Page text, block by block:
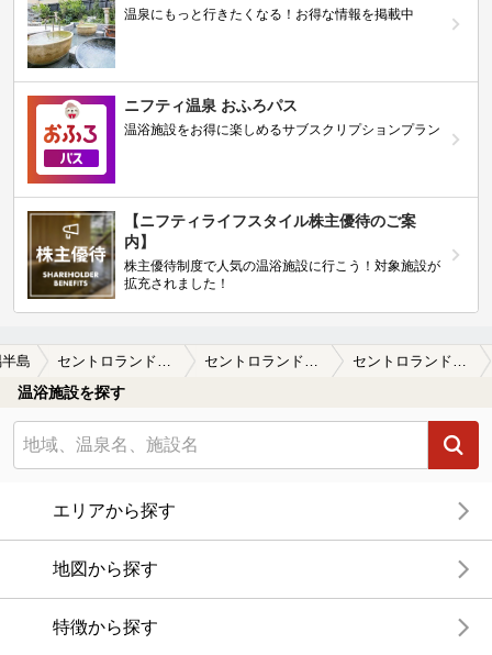
温泉にもっと行きたくなる！お得な情報を掲載中
ニフティ温泉 おふろパス
温浴施設をお得に楽しめるサブスクリプションプラン
【ニフティライフスタイル株主優待のご案
内】
株主優待制度で人気の温浴施設に行こう！対象施設が
拡充されました！
島
温浴施設を探す
エリアから探す
地図から探す
特徴から探す